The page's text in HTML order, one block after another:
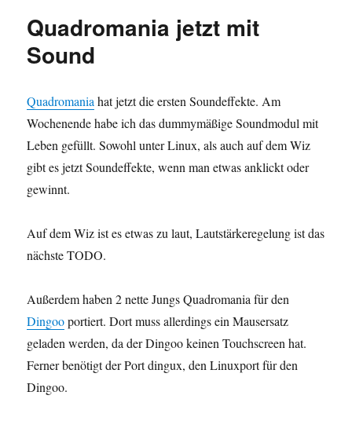
Quadromania jetzt mit
Sound
Quadromania hat jetzt die ersten Soundeffekte. Am
Wochenende habe ich das dummymäßige Soundmodul mit
Leben gefüllt. Sowohl unter Linux, als auch auf dem Wiz
gibt es jetzt Soundeffekte, wenn man etwas anklickt oder
gewinnt.
Auf dem Wiz ist es etwas zu laut, Lautstärkeregelung ist das
nächste TODO.
Außerdem haben 2 nette Jungs Quadromania für den
Dingooportiert. Dort muss allerdings ein Mausersatz
geladen werden, da der Dingoo keinen Touchscreen hat.
Ferner benötigt der Port dingux, den Linuxport für den
Dingoo.